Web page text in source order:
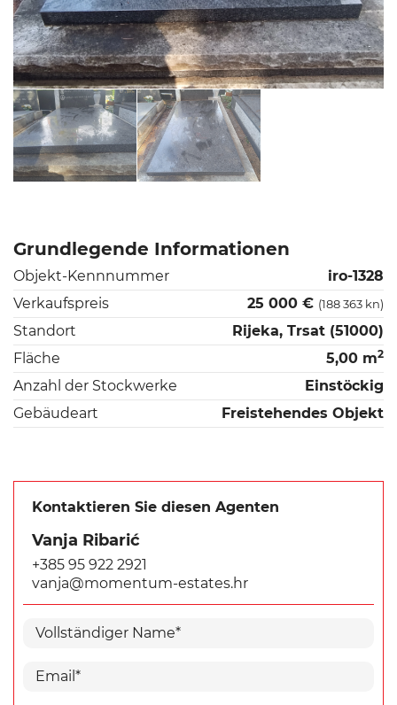
Grundlegende Informationen
Objekt-Kennnummer
iro-1328
Verkaufspreis
25 000 € (188 363 kn)
Standort
Rijeka, Trsat (51000)
Fläche
5,00 m2
Anzahl der Stockwerke
Einstöckig
Gebäudeart
Freistehendes Objekt
Kontaktieren Sie diesen Agenten
Vanja Ribarić
+385 95 922 2921
vanja@momentum-estates.hr